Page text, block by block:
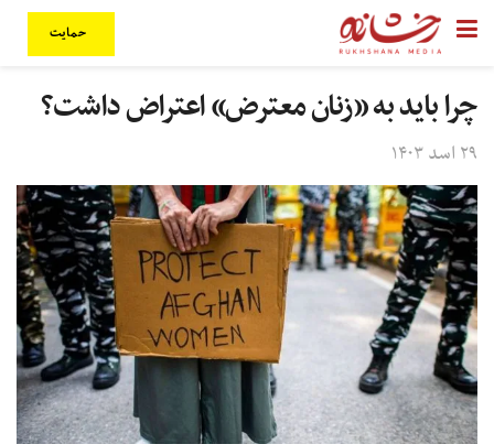
حمایت
چرا باید به «زنان معترض» اعتراض داشت؟
۲۹ اسد ۱۴۰۳